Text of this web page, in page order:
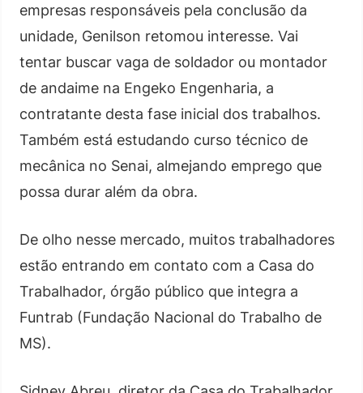
empresas responsáveis pela conclusão da
unidade, Genilson retomou interesse. Vai
tentar buscar vaga de soldador ou montador
de andaime na Engeko Engenharia, a
contratante desta fase inicial dos trabalhos.
Também está estudando curso técnico de
mecânica no Senai, almejando emprego que
possa durar além da obra.
De olho nesse mercado, muitos trabalhadores
estão entrando em contato com a Casa do
Trabalhador, órgão público que integra a
Funtrab (Fundação Nacional do Trabalho de
MS).